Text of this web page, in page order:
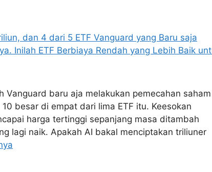
Vanguard baru aja melakukan pemecahan saham
besar di empat dari lima ETF itu. Keesokan
harga tertinggi sepanjang masa ditambah
lagi naik. Apakah AI bakal menciptakan triliuner